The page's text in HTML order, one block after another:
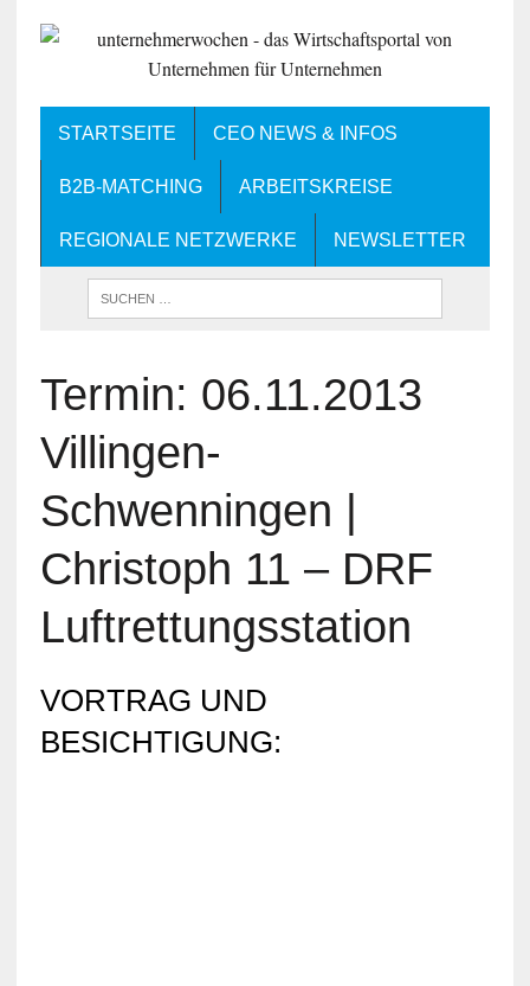
STARTSEITE CEO NEWS & INFOS
B2B-MATCHING ARBEITSKREISE
REGIONALE NETZWERKE NEWSLETTER
Termin: 06.11.2013
Villingen-
Schwenningen |
Christoph 11 – DRF
Luftrettungsstation
VORTRAG UND
BESICHTIGUNG: